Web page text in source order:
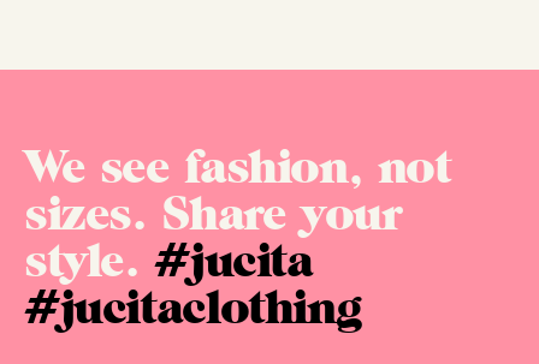
We see fashion, not
sizes. Share your
style.#jucita
#jucitaclothing